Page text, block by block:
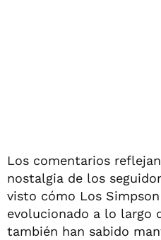
Los comentarios
nostalgia de los
visto cómo Los
evolucionado a lo largo
también han sabido